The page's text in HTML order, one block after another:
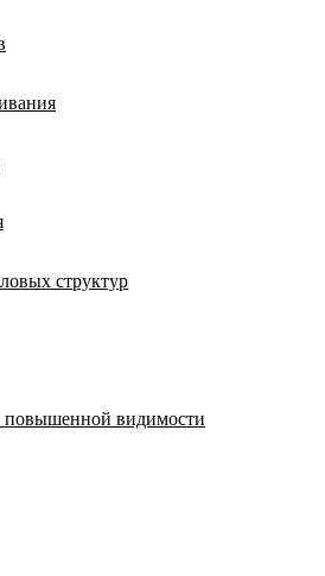
структур
повышенной видимости